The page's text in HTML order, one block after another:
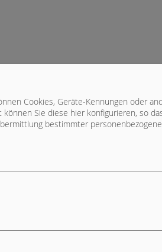
Cookies, Geräte-Kennungen oder
Sie diese hier konfigurieren, so
bestimmter